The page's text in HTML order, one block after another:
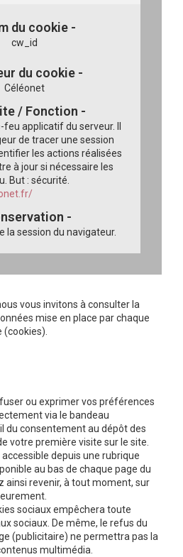
cw_id
Céléonet
feu applicatif du serveur.
de tracer une session
les actions réalisées
à jour si nécessaire les
But : sécurité.
la session du navigateur.
vous invitons à consulter la
mise en place par chaque
(cookies).
ou exprimer vos préférences
via le bandeau
du consentement au dépôt des
votre première visite sur le site.
depuis une rubrique
au bas de chaque page du
ainsi revenir, à tout moment, sur
sociaux empêchera toute
sociaux. De même, le refus du
(publicitaire) ne permettra pas la
multimédia.